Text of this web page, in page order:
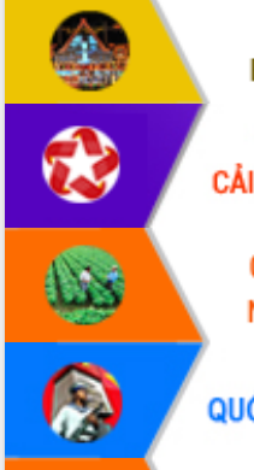
Quyết liệt tháo gỡ vướng mắc, đẩy
nhanh tiến độ các dự án trọng điểm
trong Khu kinh tế Nam Phú Yên
Hòn Yến phát triển du lịch gắn với bảo
Lấy ý kiến điều chỉnh Quy hoạch tỉnh
Đắk Lắk thời kỳ 2021-2030, tầm nhìn
đến năm 2050
Phát động chiến dịch 30 ngày đêm
giải phóng mặt bằng Tuyến đường bộ
ven biển
Đắk Lắk nỗ lực thúc đẩy tăng trưởng
kinh tế từ 10% trở lên trong Quý
II/2026
Đắk Lắk ký kết thỏa thuận hợp tác về
chuyển đổi số giai đoạn 2026 – 2030
với Tập đoàn Bưu chính Viễn thông
Việt Nam